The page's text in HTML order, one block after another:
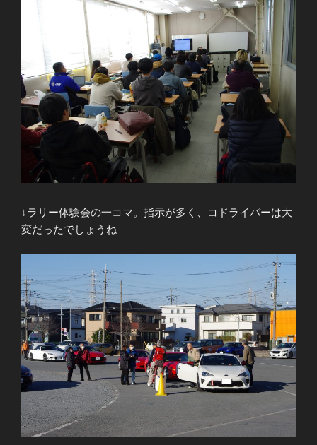
↓ラリー体験会の一コマ。指示が多く、コドライバーは大
変だったでしょうね